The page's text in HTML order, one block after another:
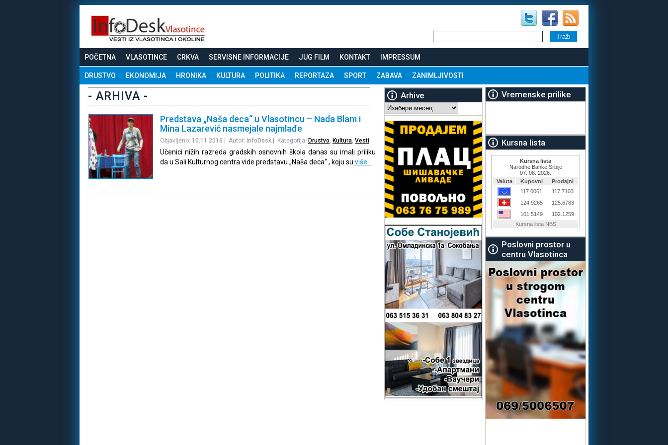
POČETNA VLASOTINCE CRKVA SERVISNE INFORMACIJE JUG FILM KONTAKT IMPRESSUM
DRUSTVO EKONOMIJA HRONIKA KULTURA POLITIKA REPORTAZA SPORT ZABAVA ZANIMLJIVOSTI
- ARHIVA -
Predstava „Naša deca“ u Vlasotincu – Nada Blam i
Mina Lazarević nasmejale najmlađe
Objavljeno: 10.11.2016 | Autor: InfoDesk| Kategorija: Drustvo Kultura, Vesti
Učenici nižih razreda gradskih osnovnih škola danas su imali priliku
da u Sali Kulturnog centra vide predstavu „Naša deca“ , koju su više…
Arhive
Arhive
Vremenske prilike
Kursna lista
Poslovni prostor u
centru Vlasotinca